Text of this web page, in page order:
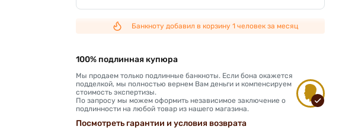
Банкноту добавил в корзину 1 человек за месяц
100% подлинная купюра
Мы продаем только подлинные банкноты. Если бона окажется
подделкой, мы полностью вернем Вам деньги и компенсируем
стоимость экспертизы.
По запросу мы можем оформить независимое заключение о
подлинности на любой товар из нашего магазина.
Посмотреть гарантии и условия возврата